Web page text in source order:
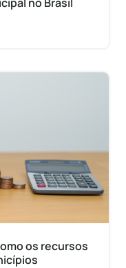
os recursos